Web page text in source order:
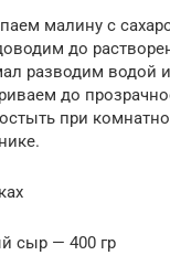
малину с
до
разводим водой
до
при
сыр — 400 гр